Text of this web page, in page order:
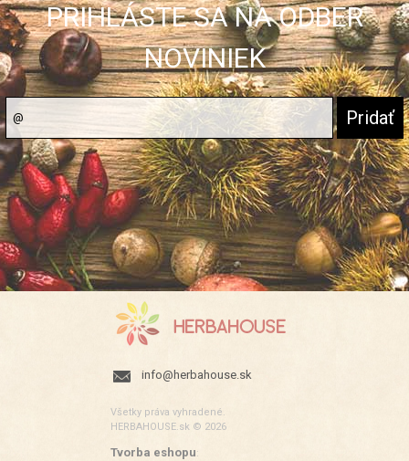
PRIHLÁSTE SA NA ODBER
NOVINIEK
info@herbahouse.sk
Všetky práva vyhradené.
HERBAHOUSE.sk © 2026
Tvorba eshopu: